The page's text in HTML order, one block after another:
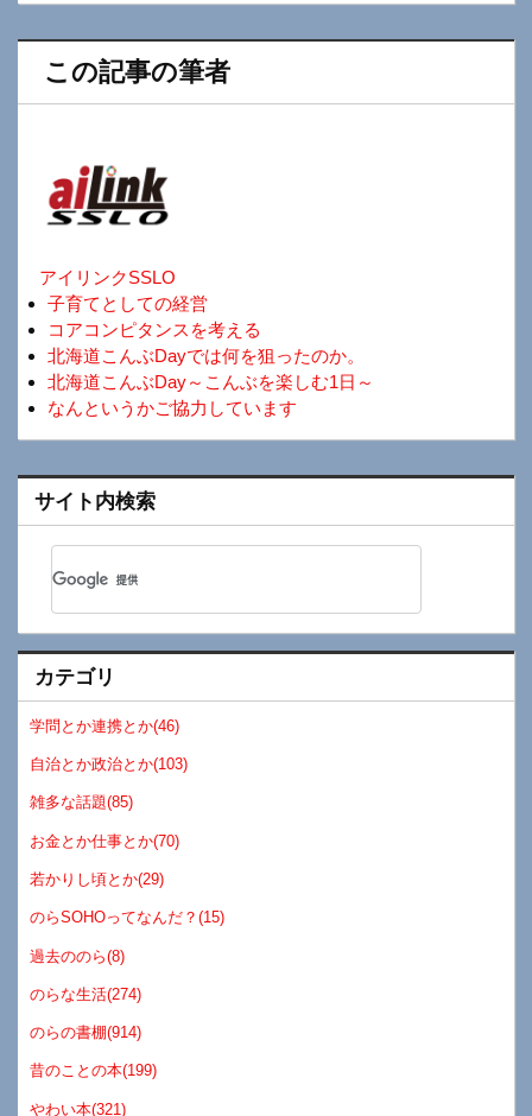
この記事の筆者
アイリンクSSLO
子育てとしての経営
コアコンピタンスを考える
北海道こんぶDayでは何を狙ったのか。
北海道こんぶDay～こんぶを楽しむ1日～
なんというかご協力しています
サイト内検索
カテゴリ
学問とか連携とか(46)
自治とか政治とか(103)
雑多な話題(85)
お金とか仕事とか(70)
若かりし頃とか(29)
のらSOHOってなんだ？(15)
過去ののら(8)
のらな生活(274)
のらの書棚(914)
昔のことの本(199)
やわい本(321)